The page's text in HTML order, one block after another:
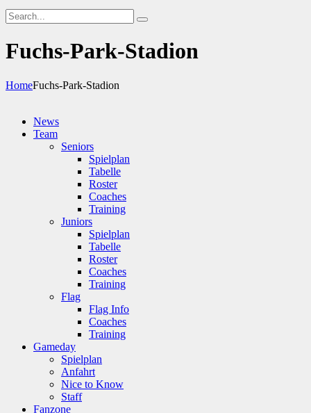
Fuchs-Park-Stadion
HomeFuchs-Park-Stadion
News
Team
Seniors
Spielplan
Tabelle
Roster
Coaches
Training
Juniors
Spielplan
Tabelle
Roster
Coaches
Training
Flag
Flag Info
Coaches
Training
Gameday
Spielplan
Anfahrt
Nice to Know
Staff
Fanzone